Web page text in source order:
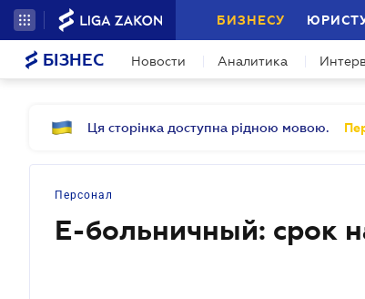
БИЗНЕСУ
БІЗНЕС Новости Аналитика
Ця сторінка доступна рідною мовою.
Персонал
Е-больничный: срок